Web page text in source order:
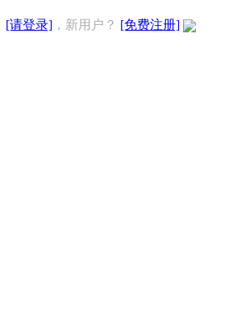
[请登录] ，新用户？ [免费注册]